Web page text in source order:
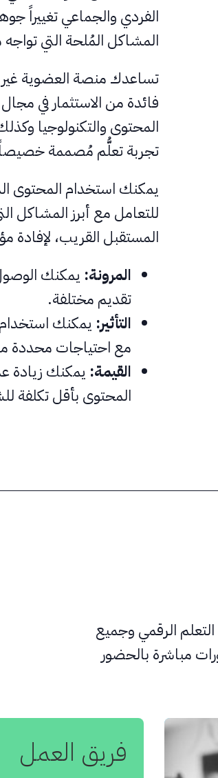
الفردي والجماعي تغييراً
المشاكل المُلحة التي
تساعدك منصة العضوية
فائدة من الاستثمار في
المحتوى والتكنولوجيا
تجربة تعلُّم مُصممة
يمكنك استخدام المحتوى
للتعامل مع أبرز المشاكل
المستقبل القريب،
المرونة: يمكنك
تقديم مختلفة.
التأثير: يمكنك استخدام
مع احتياجات محددة
القيمة: يمكنك زيادة
المحتوى بأقل تكلفة
الرقمي وجميع
مباشرة بالحضور
فريق العمل